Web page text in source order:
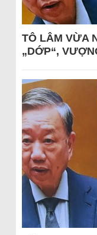
TÔ LÂM VỪA
„DỚP“,